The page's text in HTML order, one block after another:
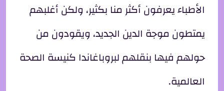
الأطباء يعرفون أكثر منا بكثير، ولكن أغلبهم
يمتطون موجة الدين الجديد، ويقودون من
حولهم فيها بنقلهم لبروباغاندا كنيسة الصحة
العالمية.